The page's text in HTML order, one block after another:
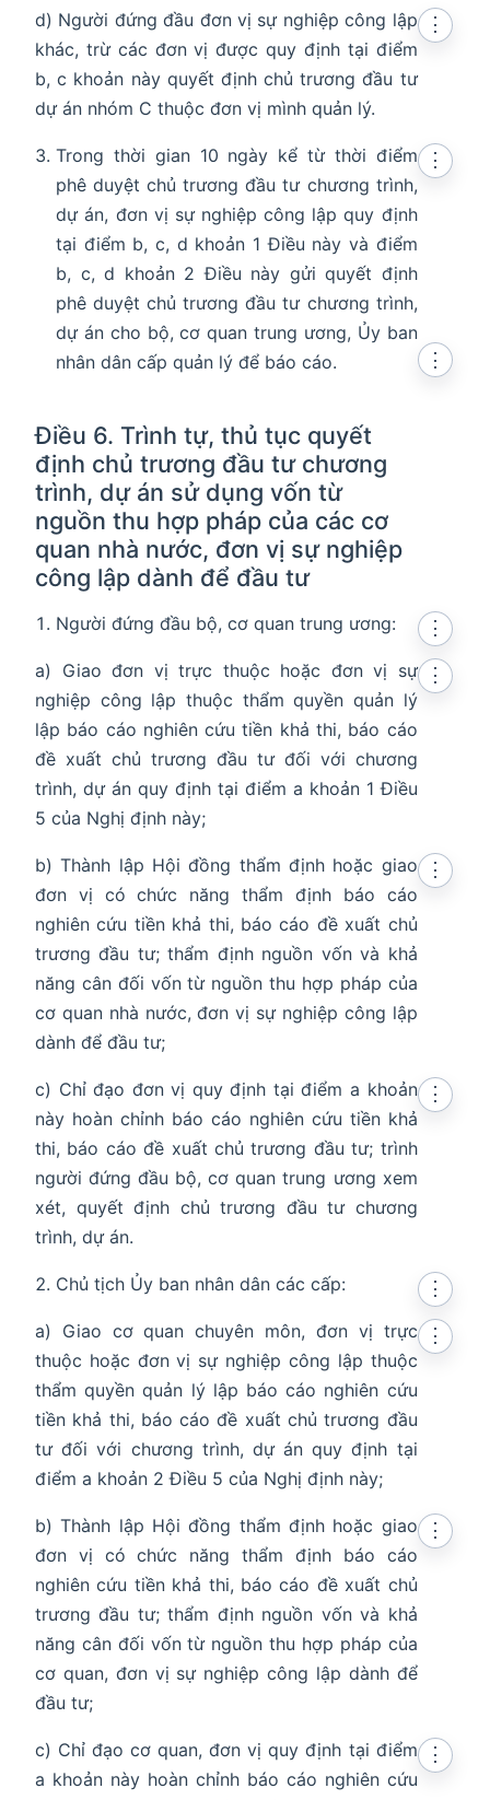
in new window
in new window
d) Người đứng đầu đơn vị sự nghiệp công lập
khác, trừ các đơn vị được quy định tại điểm
b, c khoản này quyết định chủ trương đầu tư
dự án nhóm C thuộc đơn vị mình quản lý.
⋮
Trong thời gian 10 ngày kể từ thời điểm
phê duyệt chủ trương đầu tư chương trình,
dự án, đơn vị sự nghiệp công lập quy định
tại điểm b, c, d khoản 1 Điều này và điểm
b, c, d khoản 2 Điều này gửi quyết định
phê duyệt chủ trương đầu tư chương trình,
dự án cho bộ, cơ quan trung ương, Ủy ban
nhân dân cấp quản lý để báo cáo.
⋮
Điều 6. Trình tự, thủ tục quyết
định chủ trương đầu tư chương
trình, dự án sử dụng vốn từ
nguồn thu hợp pháp của các cơ
quan nhà nước, đơn vị sự nghiệp
công lập dành để đầu tư
⋮
Người đứng đầu bộ, cơ quan trung ương:
⋮
a) Giao đơn vị trực thuộc hoặc đơn vị sự
nghiệp công lập thuộc thẩm quyền quản lý
lập báo cáo nghiên cứu tiền khả thi, báo cáo
đề xuất chủ trương đầu tư đối với chương
trình, dự án quy định tại điểm a khoản 1 Điều
5 của Nghị định này;
⋮
b) Thành lập Hội đồng thẩm định hoặc giao
đơn vị có chức năng thẩm định báo cáo
nghiên cứu tiền khả thi, báo cáo đề xuất chủ
trương đầu tư; thẩm định nguồn vốn và khả
năng cân đối vốn từ nguồn thu hợp pháp của
cơ quan nhà nước, đơn vị sự nghiệp công lập
dành để đầu tư;
⋮
c) Chỉ đạo đơn vị quy định tại điểm a khoản
này hoàn chỉnh báo cáo nghiên cứu tiền khả
thi, báo cáo đề xuất chủ trương đầu tư; trình
người đứng đầu bộ, cơ quan trung ương xem
xét, quyết định chủ trương đầu tư chương
trình, dự án.
⋮
Chủ tịch Ủy ban nhân dân các cấp:
⋮
a) Giao cơ quan chuyên môn, đơn vị trực
thuộc hoặc đơn vị sự nghiệp công lập thuộc
thẩm quyền quản lý lập báo cáo nghiên cứu
tiền khả thi, báo cáo đề xuất chủ trương đầu
tư đối với chương trình, dự án quy định tại
điểm a khoản 2 Điều 5 của Nghị định này;
⋮
b) Thành lập Hội đồng thẩm định hoặc giao
đơn vị có chức năng thẩm định báo cáo
nghiên cứu tiền khả thi, báo cáo đề xuất chủ
trương đầu tư; thẩm định nguồn vốn và khả
năng cân đối vốn từ nguồn thu hợp pháp của
cơ quan, đơn vị sự nghiệp công lập dành để
đầu tư;
⋮
c) Chỉ đạo cơ quan, đơn vị quy định tại điểm
a khoản này hoàn chỉnh báo cáo nghiên cứu
⋮